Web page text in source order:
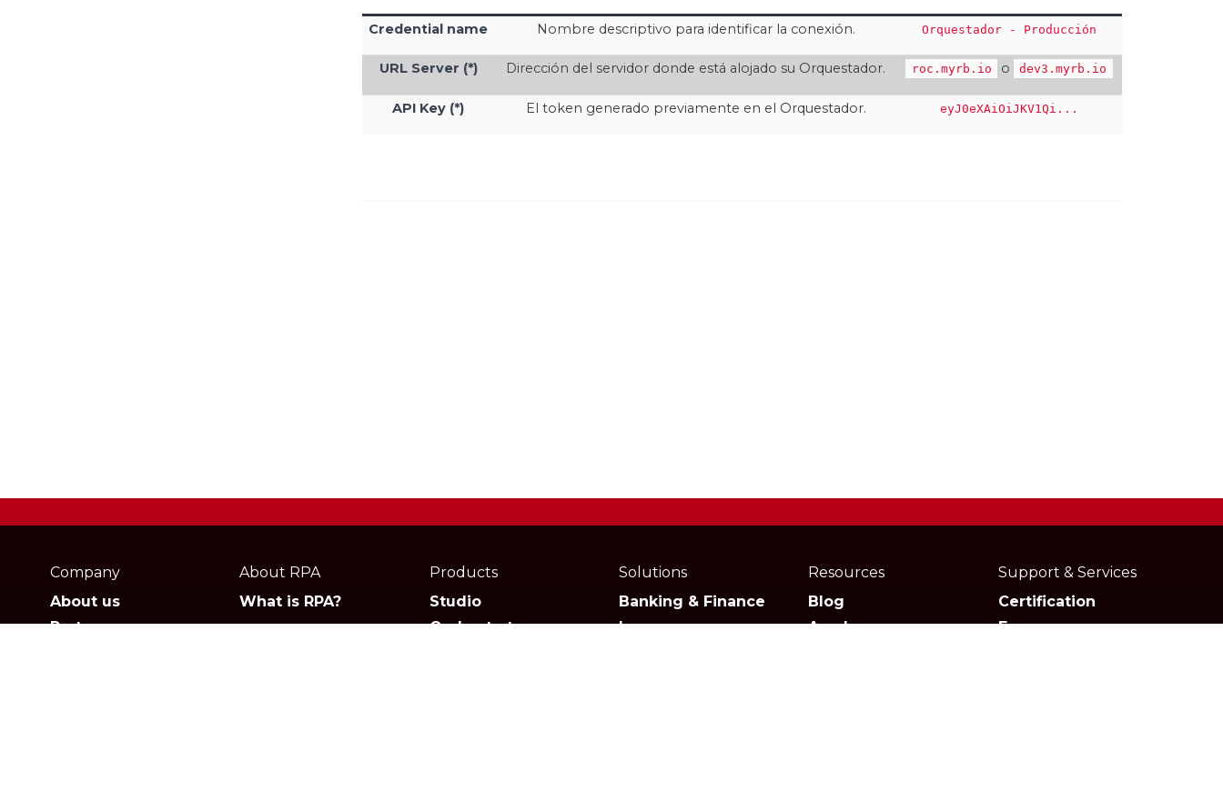
Credential name Nombre descriptivo para identificar la conexión. Orquestador - Producción
URL Server (*) Dirección del servidor donde está alojado su Orquestador. roc.myrb.io o dev3.myrb.io
API Key (*) El token generado previamente en el Orquestador. eyJ0eXAiOiJKV1Qi...
Company
About us
Partners
About RPA
What is RPA?
Products
Studio
Orchestrator
Solutions
Banking & Finance
Insurance
Resources
Blog
Academy
Support & Services
Certification
Forum